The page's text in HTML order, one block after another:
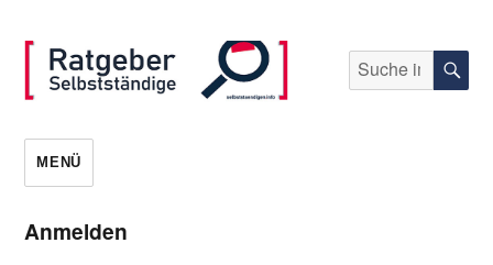
selbststaendigen.info
Suche
nach:
MENÜ
Anmelden